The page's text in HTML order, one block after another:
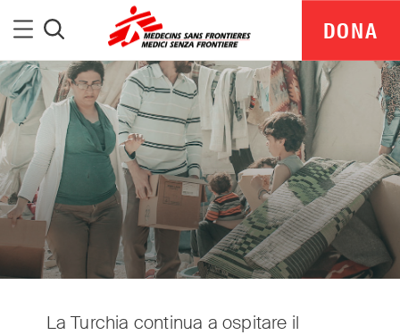
Menu
DONA
La Turchia continua a ospitare il